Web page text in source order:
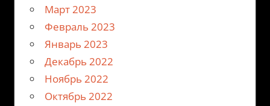
Март 2023
Февраль 2023
Январь 2023
Декабрь 2022
Ноябрь 2022
Октябрь 2022